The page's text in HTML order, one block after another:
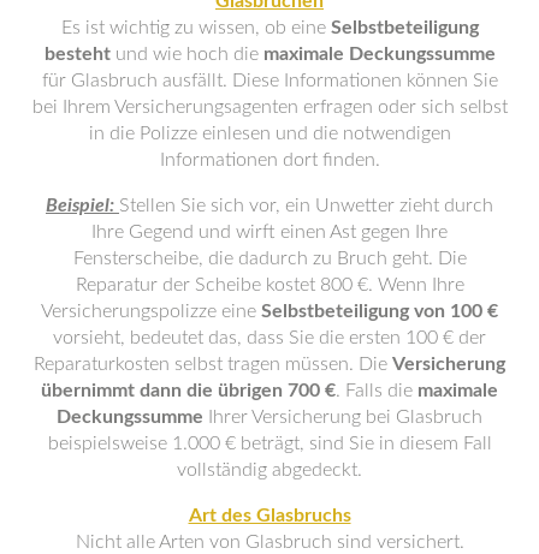
Es ist wichtig zu wissen, ob eine Selbstbeteiligung
bestehtund wie hoch die maximale Deckungssumme
für Glasbruch ausfällt. Diese Informationen können Sie
bei Ihrem Versicherungsagenten erfragen oder sich selbst
in die Polizze einlesen und die notwendigen
Informationen dort finden.
Beispiel: Stellen Sie sich vor, ein Unwetter zieht durch
Ihre Gegend und wirft einen Ast gegen Ihre
Fensterscheibe, die dadurch zu Bruch geht. Die
Reparatur der Scheibe kostet 800 €. Wenn Ihre
Versicherungspolizze eine Selbstbeteiligung von 100 €
vorsieht, bedeutet das, dass Sie die ersten 100 € der
Reparaturkosten selbst tragen müssen. Die Versicherung
übernimmt dann die übrigen 700 €. Falls die maximale
Deckungssumme Ihrer Versicherung bei Glasbruch
beispielsweise 1.000 € beträgt, sind Sie in diesem Fall
vollständig abgedeckt.
Art des Glasbruchs
Nicht alle Arten von Glasbruch sind versichert.